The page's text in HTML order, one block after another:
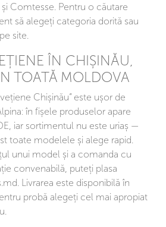
Comtesse. Pentru o căutare
să alegeți categoria dorită sau
site.
ÎN CHIȘINĂU,
TOATĂ MOLDOVA
Chișinău” este ușor de
în fișele produselor apare
iar sortimentul nu este uriaș —
toate modelele și alege rapid.
unui model și a comanda cu
convenabilă, puteți plasa
Livrarea este disponibilă în
probă alegeți cel mai apropiat